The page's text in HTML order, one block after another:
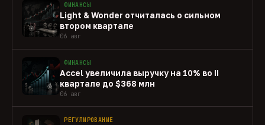
ФИНАНСЫ
Light & Wonder отчиталась о сильном
втором квартале
06 авг
ФИНАНСЫ
Accel увеличила выручку на 10% во II
квартале до $368 млн
06 авг
РЕГУЛИРОВАНИЕ